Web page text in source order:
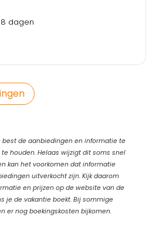
8 dagen
best de aanbiedingen en informatie te
houden. Helaas wijzigt dit soms snel
kan het voorkomen dat informatie
uitverkocht zijn. Kijk daarom
en prijzen op de website van de
je de vakantie boekt. Bij sommige
er nog boekingskosten bijkomen.